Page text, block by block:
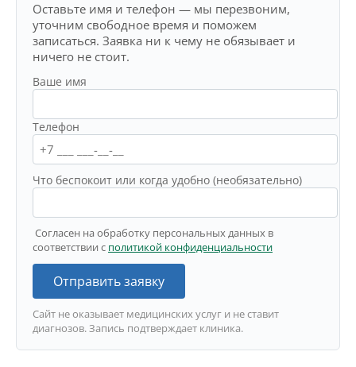
Оставьте имя и телефон — мы перезвоним,
уточним свободное время и поможем
записаться. Заявка ни к чему не обязывает и
ничего не стоит.
Ваше имя
Телефон
Что беспокоит или когда удобно (необязательно)
Согласен на обработку персональных данных в
соответствии с политикой конфиденциальности
Отправить заявку
Сайт не оказывает медицинских услуг и не ставит
диагнозов. Запись подтверждает клиника.